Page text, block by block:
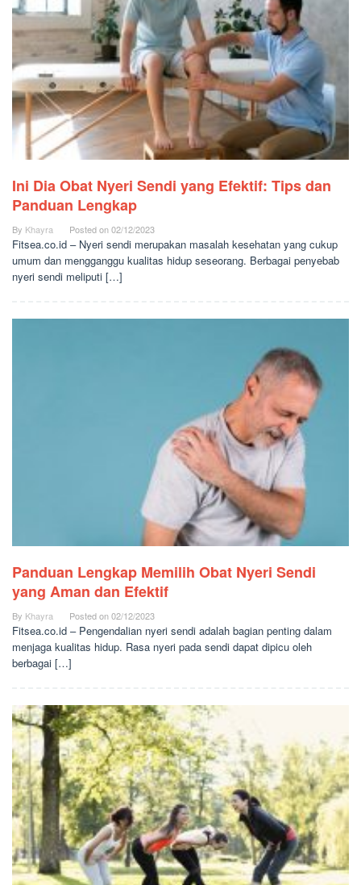
Ini Dia Obat Nyeri Sendi yang Efektif: Tips dan
Panduan Lengkap
By Khayra Posted on02/12/2023
Fitsea.co.id – Nyeri sendi merupakan masalah kesehatan yang cukup
umum dan mengganggu kualitas hidup seseorang. Berbagai penyebab
nyeri sendi meliputi […]
Panduan Lengkap Memilih Obat Nyeri Sendi
yang Aman dan Efektif
By Khayra Posted on02/12/2023
Fitsea.co.id – Pengendalian nyeri sendi adalah bagian penting dalam
menjaga kualitas hidup. Rasa nyeri pada sendi dapat dipicu oleh
berbagai […]